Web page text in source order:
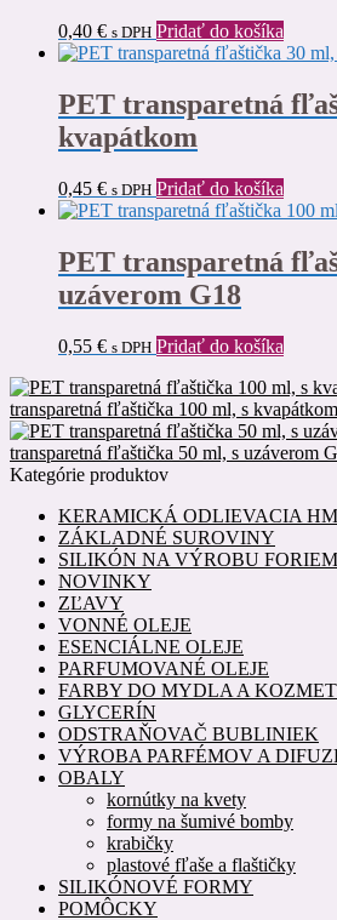
0,40 € s DPH Pridať do košíka
PET transparetná
kvapátkom
0,45 € s DPH Pridať do košíka
PET transparetná
uzáverom G18
0,55 € s DPH Pridať do košíka
transparetná fľaštička 100 ml, s kvapátkom
transparetná fľaštička 50 ml, s uzáverom
Kategórie produktov
KERAMICKÁ ODLIEVACIA
ZÁKLADNÉ SUROVINY
SILIKÓN NA VÝROBU FORIEM
NOVINKY
ZĽAVY
VONNÉ OLEJE
ESENCIÁLNE OLEJE
PARFUMOVANÉ OLEJE
FARBY DO MYDLA A
GLYCERÍN
ODSTRAŇOVAČ BUBLINIEK
VÝROBA PARFÉMOV A
OBALY
kornútky na kvety
formy na šumivé bomby
krabičky
plastové fľaše a flaštičky
SILIKÓNOVÉ FORMY
POMÔCKY